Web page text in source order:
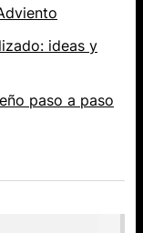
ideas y
paso a paso